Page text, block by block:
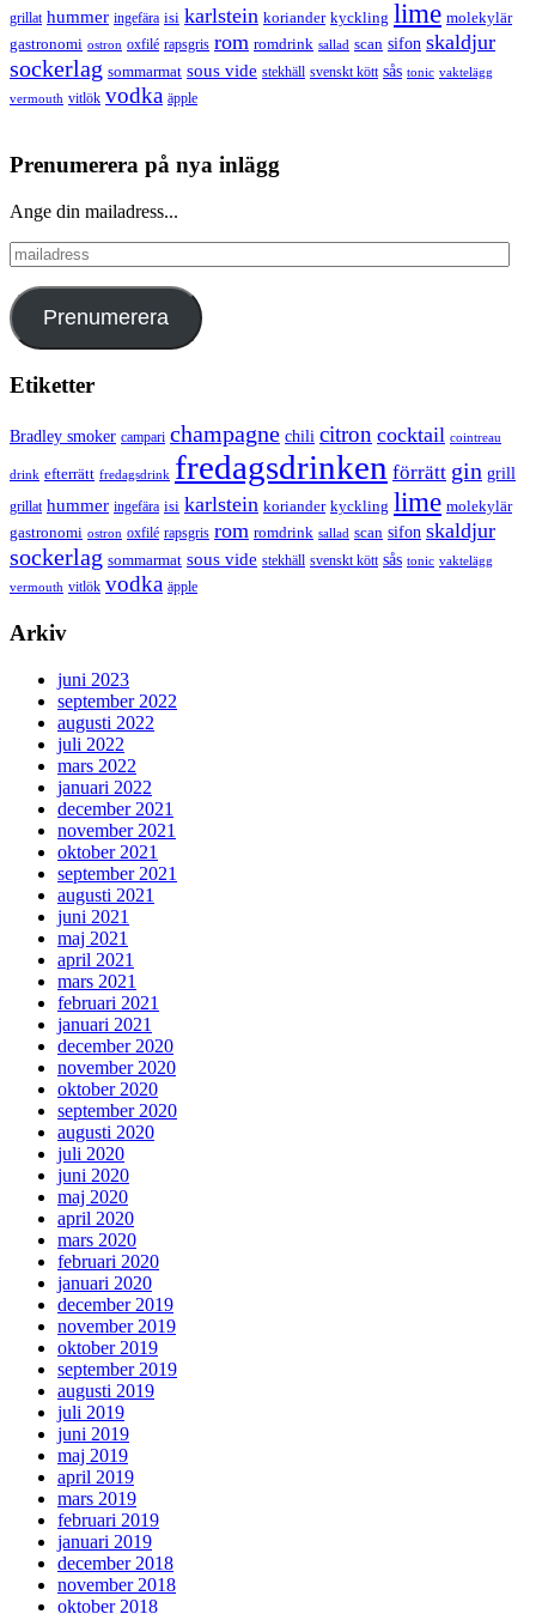
grillat hummer ingefära isi karlstein koriander kyckling lime molekylär
gastronomi ostron oxfilé rapsgris rom romdrink sallad scan sifon skaldjur
sockerlag sommarmat sous vide stekhäll svenskt kött sås tonic vaktelägg
vermouth vitlök vodka äpple
Prenumerera på nya inlägg
Ange din mailadress...
mailadress
Prenumerera
Etiketter
Bradley smoker campari champagne chili citron cocktail cointreau
drink efterrätt fredagsdrink fredagsdrinken förrätt gin grill
grillat hummer ingefära isi karlstein koriander kyckling lime molekylär
gastronomi ostron oxfilé rapsgris rom romdrink sallad scan sifon skaldjur
sockerlag sommarmat sous vide stekhäll svenskt kött sås tonic vaktelägg
vermouth vitlök vodka äpple
Arkiv
juni 2023
september 2022
augusti 2022
juli 2022
mars 2022
januari 2022
december 2021
november 2021
oktober 2021
september 2021
augusti 2021
juni 2021
maj 2021
april 2021
mars 2021
februari 2021
januari 2021
december 2020
november 2020
oktober 2020
september 2020
augusti 2020
juli 2020
juni 2020
maj 2020
april 2020
mars 2020
februari 2020
januari 2020
december 2019
november 2019
oktober 2019
september 2019
augusti 2019
juli 2019
juni 2019
maj 2019
april 2019
mars 2019
februari 2019
januari 2019
december 2018
november 2018
oktober 2018